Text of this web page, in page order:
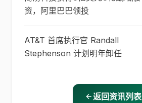
资，阿里巴巴领投
AT&T 首席执行官 Randall
Stephenson 计划明年卸任
返回资讯列表